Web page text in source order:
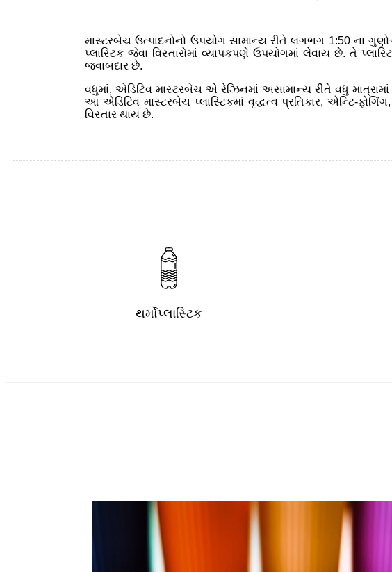
માસ્ટરબેચ ઉત્પાદનોનો ઉપયોગ સામાન્ય રીતે લગભગ 1:50 ના
પ્લાસ્ટિક જેવા વિસ્તારોમાં વ્યાપકપણે ઉપયોગમાં લેવાય છે. તે
જવાબદાર છે.
વધુમાં, એડિટિવ માસ્ટરબેચ એ રેઝિનમાં અસામાન્ય રીતે વધુ
આ એડિટિવ માસ્ટરબેચ પ્લાસ્ટિકમાં વૃદ્ધત્વ પ્રતિકાર, એન્ટિ-
વિસ્તાર થાય છે.
થર્મોપ્લાસ્ટિક